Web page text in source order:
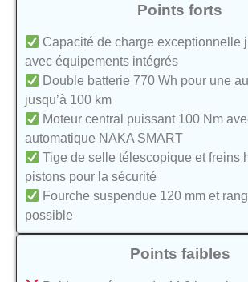
Points forts
Capacité de charge exceptionnelle
avec équipements intégrés
Double batterie 770 Wh pour une
jusqu’à 100 km
Moteur central puissant 100 Nm
automatique NAKA SMART
Tige de selle télescopique et freins
pistons pour la sécurité
Fourche suspendue 120 mm et
possible
Points faibles